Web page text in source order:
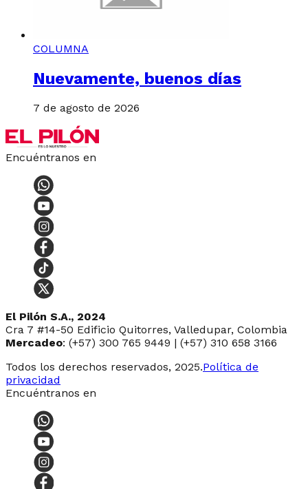
COLUMNA
Nuevamente, buenos días
7 de agosto de 2026
Encuéntranos en
El Pilón S.A., 2024
Cra 7 #14-50 Edificio Quitorres, Valledupar, Colombia
Mercadeo: (+57) 300 765 9449 | (+57) 310 658 3166
Todos los derechos reservados, 2025.Política de
privacidad
Encuéntranos en